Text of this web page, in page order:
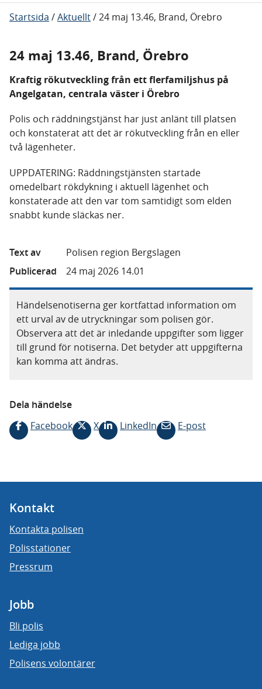
Startsida /Aktuellt/24 maj 13.46, Brand, Örebro
24 maj 13.46, Brand, Örebro
Kraftig rökutveckling från ett flerfamiljshus på
Angelgatan, centrala väster i Örebro
Polis och räddningstjänst har just anlänt till platsen
och konstaterat att det är rökutveckling från en eller
två lägenheter.
UPPDATERING: Räddningstjänsten startade
omedelbart rökdykning i aktuell lägenhet och
konstaterade att den var tom samtidigt som elden
snabbt kunde släckas ner.
Text av
Polisen region Bergslagen
Publicerad
24 maj 2026 14.01
Händelsenotiserna ger kortfattad information om
ett urval av de utryckningar som polisen gör.
Observera att det är inledande uppgifter som ligger
till grund för notiserna. Det betyder att uppgifterna
kan komma att ändras.
Dela händelse
Facebook
X LinkedIn E-post
Kontakt
Kontakta polisen
Polisstationer
Pressrum
Jobb
Bli polis
Lediga jobb
Polisens volontärer